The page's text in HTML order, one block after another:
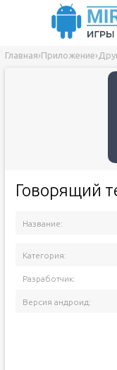
Главная›Приложение›
Говорящий
Название:
Категория:
Разработчик:
Версия андроид: